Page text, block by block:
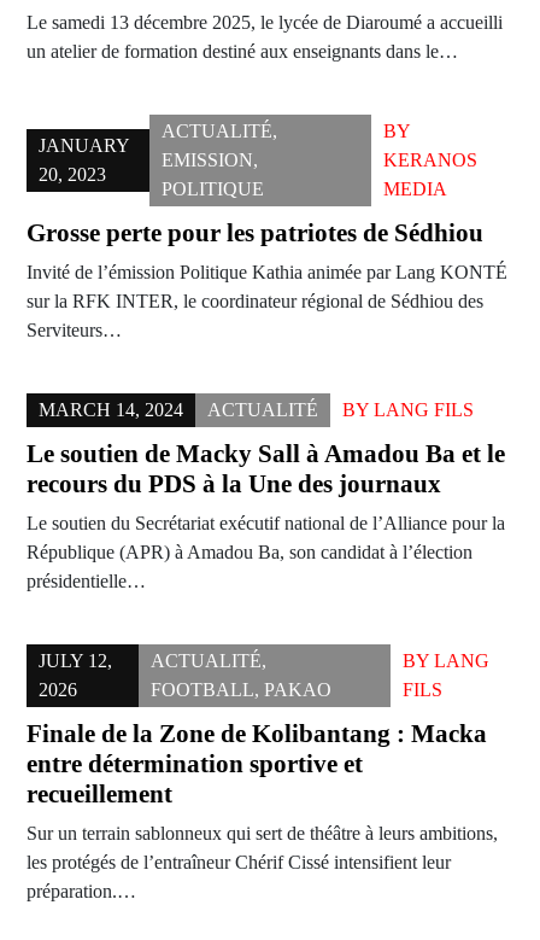
Le samedi 13 décembre 2025, le lycée de Diaroumé a accueilli
un atelier de formation destiné aux enseignants dans le…
JANUARY
20, 2023
ACTUALITÉ,
EMISSION,
POLITIQUE
BY
KERANOS
MEDIA
Grosse perte pour les patriotes de Sédhiou
Invité de l’émission Politique Kathia animée par Lang KONTÉ
sur la RFK INTER, le coordinateur régional de Sédhiou des
Serviteurs…
MARCH 14, 2024 ACTUALITÉ BY LANG FILS
Le soutien de Macky Sall à Amadou Ba et le
recours du PDS à la Une des journaux
Le soutien du Secrétariat exécutif national de l’Alliance pour la
République (APR) à Amadou Ba, son candidat à l’élection
présidentielle…
JULY 12,
2026
ACTUALITÉ,
FOOTBALL,PAKAO
BY LANG
FILS
Finale de la Zone de Kolibantang : Macka
entre détermination sportive et
recueillement
Sur un terrain sablonneux qui sert de théâtre à leurs ambitions,
les protégés de l’entraîneur Chérif Cissé intensifient leur
préparation.…